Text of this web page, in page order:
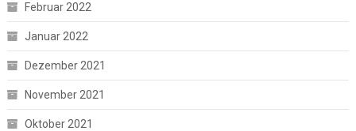
Februar 2022
Januar 2022
Dezember 2021
November 2021
Oktober 2021